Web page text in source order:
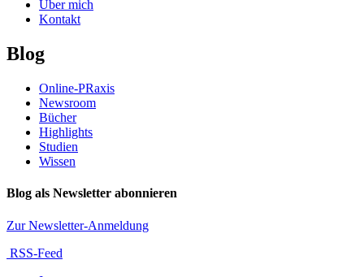
Über mich
Kontakt
Blog
Online-PRaxis
Newsroom
Bücher
Highlights
Studien
Wissen
Blog als Newsletter abonnieren
Zur Newsletter-Anmeldung
RSS-Feed